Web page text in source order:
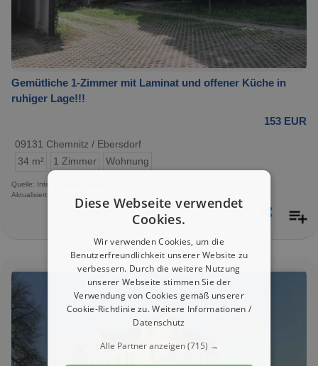
Gemütliche 1-Zimmer mit Laminat und offener Küche in
ruhiger Lage!!!
153 EUR
09131 Chemnitz / Ebersdorf
34 m²
1 Zimmer Wohnung
Quelle: Internet-Kleinanzeigen
Aktualisiert: 1 Tag, 9 StundenDiese Webseite verwendet
Cookies.
Wir verwenden Cookies, um die
Benutzerfreundlichkeit unserer Website zu
verbessern. Durch die weitere Nutzung
unserer Webseite stimmen Sie der
Verwendung von Cookies gemäß unserer
Cookie-Richtlinie zu.Weitere Informationen /
Datenschutz
Alle Partner anzeigen(715) →